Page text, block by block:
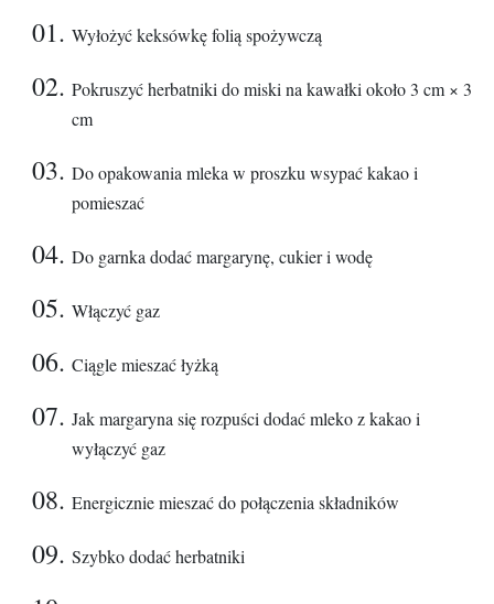
Wyłożyć keksówkę folią spożywczą
Pokruszyć herbatniki do miski na kawałki około 3 cm × 3
cm
Do opakowania mleka w proszku wsypać kakao i
pomieszać
Do garnka dodać margarynę, cukier i wodę
Włączyć gaz
Ciągle mieszać łyżką
Jak margaryna się rozpuści dodać mleko z kakao i
wyłączyć gaz
Energicznie mieszać do połączenia składników
Szybko dodać herbatniki